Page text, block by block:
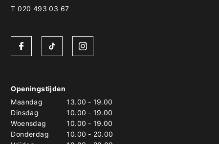
T 020 493 03 67
Openingstijden
Maandag
13.00 - 19.00
Dinsdag
10.00 - 19.00
Woensdag
10.00 - 19.00
Donderdag
10.00 - 20.00